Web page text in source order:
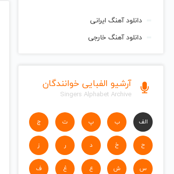
دانلود آهنگ ایرانی
دانلود آهنگ خارجی
آرشیو الفبایی خوانندگان
Singers Alphabet Archive
الف ب پ ت ج
ح خ د ر ز
س ش ع غ ف